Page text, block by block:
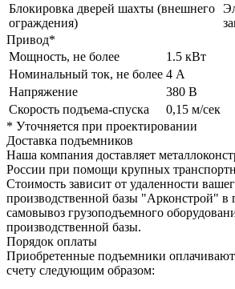
Блокировка дверей шахты (внешнего
ограждения)
Привод*
Мощность, не более
1.5 кВт
Номинальный ток, не более 4 А
Напряжение
380 В
Скорость подъема-спуска
0,15 м/сек
* Уточняется при проектировании
Доставка подъемников
Наша компания доставляет
России при помощи крупных
Стоимость зависит от удаленности
производственной базы "Арконстрой" в
самовывоз грузоподъемного
производственной базы.
Порядок оплаты
Приобретенные подъемники
счету следующим образом: